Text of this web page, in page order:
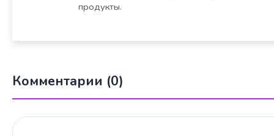
продукты.
Комментарии (0)